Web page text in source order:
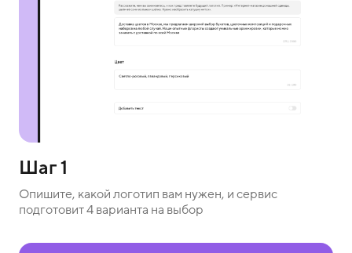
Шаг 1
Опишите, какой логотип вам нужен, и сервис
подготовит 4 варианта на выбор